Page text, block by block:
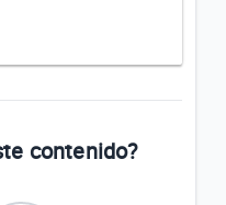
contenido?